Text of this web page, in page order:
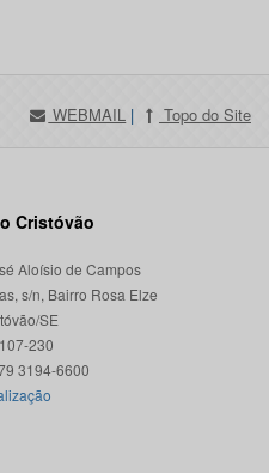
WEBMAIL | Topo do Site
Cristóvão
Aloísio de Campos
s/n, Bairro Rosa Elze
SE
230